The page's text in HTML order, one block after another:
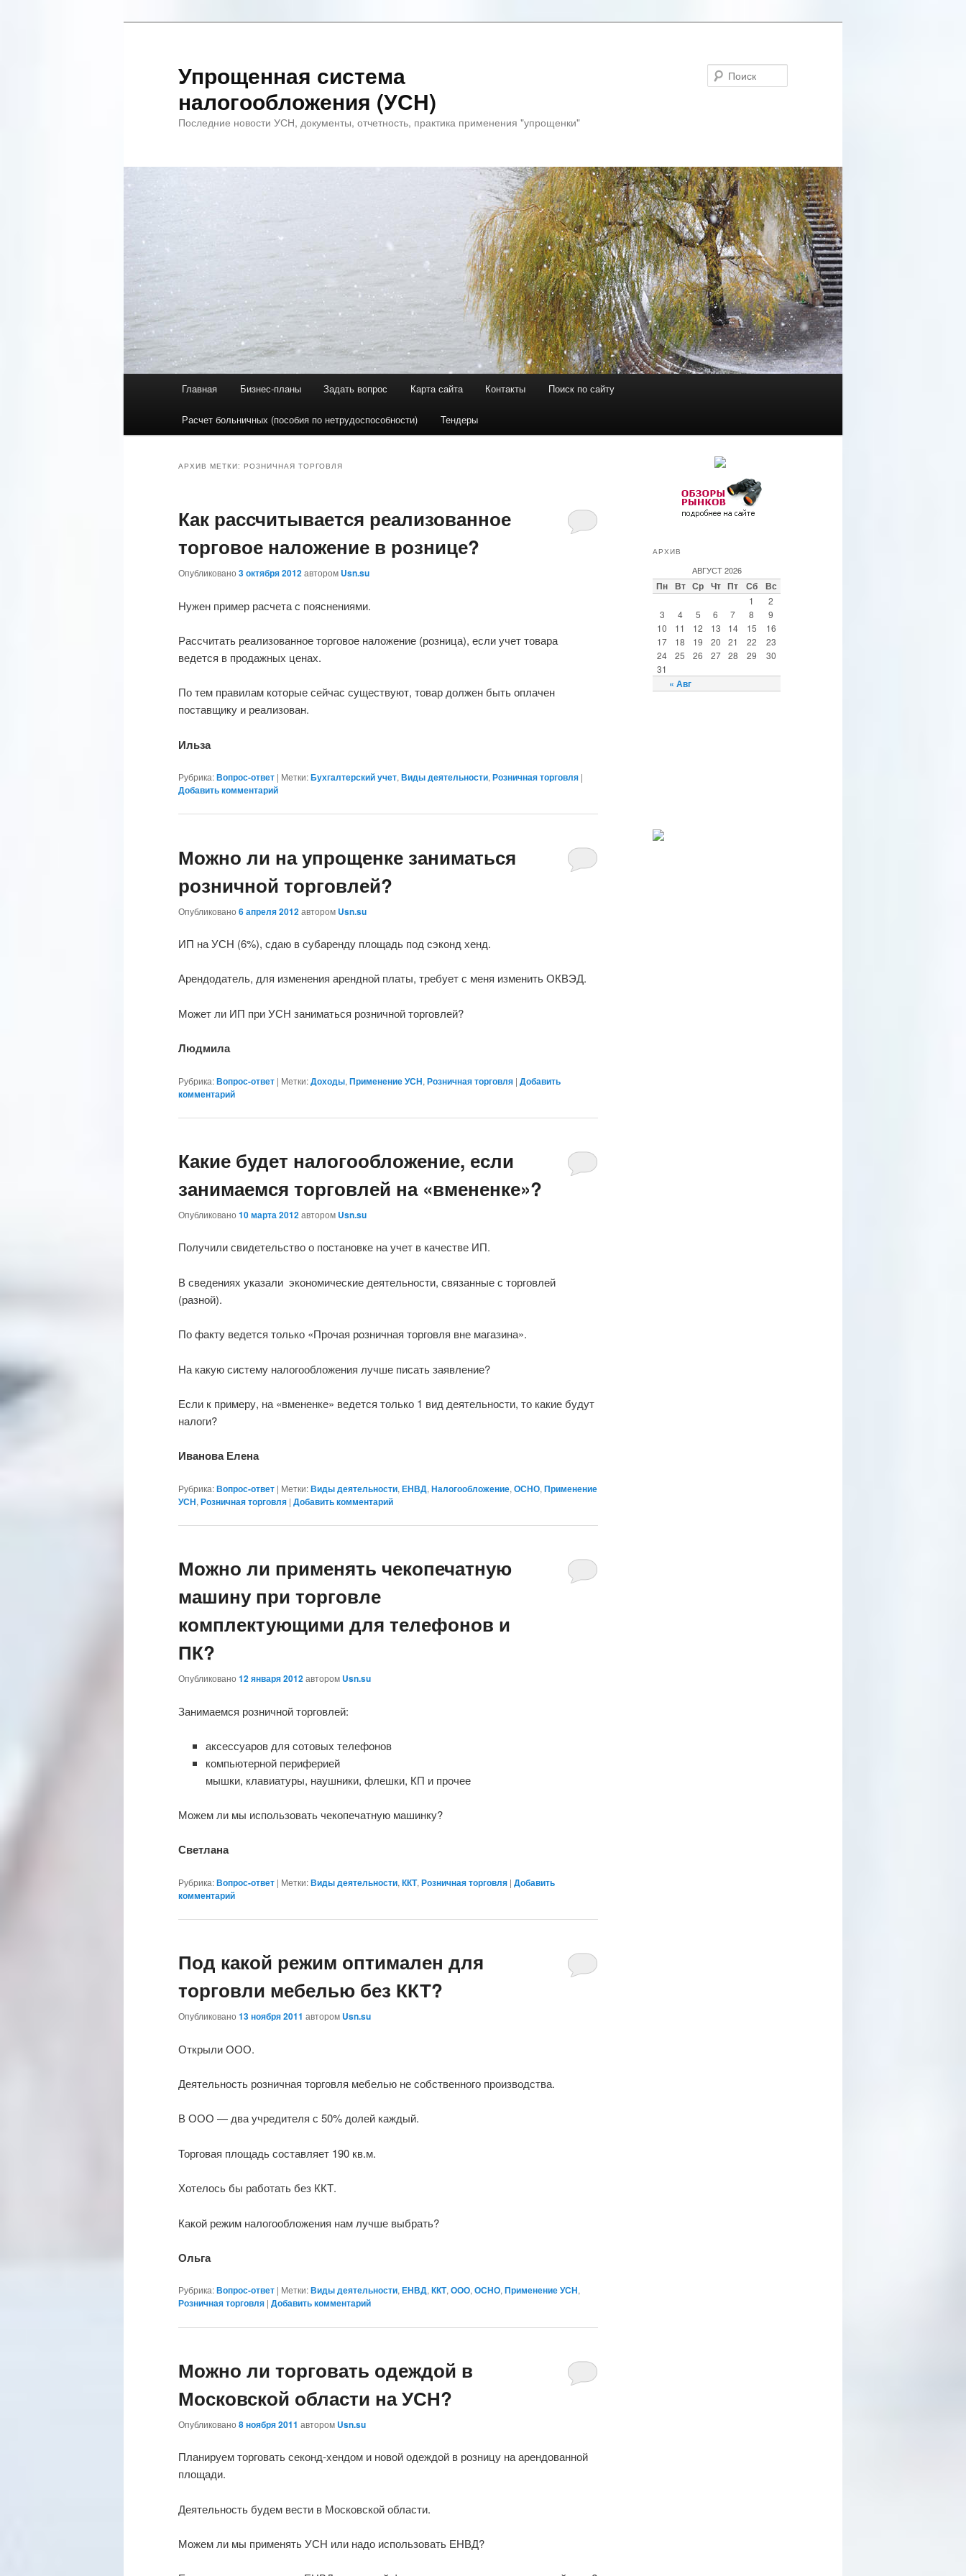
Упрощенная система
налогообложения (УСН)
Последние новости УСН, документы, отчетность, практика применения "упрощенки"
Перейти к основному содержимому
Перейти к дополнительному содержимому
Главная Бизнес-планы Задать вопрос Карта сайта Контакты Поиск по сайту
Расчет больничных (пособия по нетрудоспособности) Тендеры
АРХИВ МЕТКИ: РОЗНИЧНАЯ ТОРГОВЛЯ
Как рассчитывается реализованное
торговое наложение в рознице?
Опубликовано 3 октября 2012автором Usn.su
Нужен пример расчета с пояснениями.
Рассчитать реализованное торговое наложение (розница), если учет товара
ведется в продажных ценах.
По тем правилам которые сейчас существуют, товар должен быть оплачен
поставщику и реализован.
Ильза
Рубрика:Вопрос-ответ | Метки:Бухгалтерский учет, Виды деятельности, Розничная торговля |
Добавить комментарий
Можно ли на упрощенке заниматься
розничной торговлей?
Опубликовано 6 апреля 2012автором Usn.su
ИП на УСН (6%), сдаю в субаренду площадь под сэконд хенд.
Арендодатель, для изменения арендной платы, требует с меня изменить ОКВЭД.
Может ли ИП при УСН заниматься розничной торговлей?
Людмила
Рубрика:Вопрос-ответ | Метки:Доходы, Применение УСН, Розничная торговля | Добавить
комментарий
Какие будет налогообложение, если
занимаемся торговлей на «вмененке»?
Опубликовано 10 марта 2012автором Usn.su
Получили свидетельство о постановке на учет в качестве ИП.
В сведениях указали экономические деятельности, связанные с торговлей
(разной).
По факту ведется только «Прочая розничная торговля вне магазина».
На какую систему налогообложения лучше писать заявление?
Если к примеру, на «вмененке» ведется только 1 вид деятельности, то какие будут
налоги?
Иванова Елена
Рубрика:Вопрос-ответ | Метки:Виды деятельности, ЕНВД, Налогообложение, ОСНО, Применение
УСН, Розничная торговля | Добавить комментарий
Можно ли применять чекопечатную
машину при торговле
комплектующими для телефонов и
ПК?
Опубликовано 12 января 2012автором Usn.su
Занимаемся розничной торговлей:
аксессуаров для сотовых телефонов
компьютерной периферией
мышки, клавиатуры, наушники, флешки, КП и прочее
Можем ли мы использовать чекопечатную машинку?
Светлана
Рубрика:Вопрос-ответ | Метки:Виды деятельности, ККТ, Розничная торговля | Добавить
комментарий
Под какой режим оптимален для
торговли мебелью без ККТ?
Опубликовано 13 ноября 2011 автором Usn.su
Открыли ООО.
Деятельность розничная торговля мебелью не собственного производства.
В ООО — два учредителя с 50% долей каждый.
Торговая площадь составляет 190 кв.м.
Хотелось бы работать без ККТ.
Какой режим налогообложения нам лучше выбрать?
Ольга
Рубрика:Вопрос-ответ | Метки:Виды деятельности, ЕНВД, ККТ, ООО, ОСНО, Применение УСН,
Розничная торговля | Добавить комментарий
Можно ли торговать одеждой в
Московской области на УСН?
Опубликовано 8 ноября 2011 автором Usn.su
Планируем торговать секонд-хендом и новой одеждой в розницу на арендованной
площади.
Деятельность будем вести в Московской области.
Можем ли мы применять УСН или надо использовать ЕНВД?
АРХИВ
АВГУСТ 2026
Пн Вт Ср Чт Пт Сб Вс
« Авг
1
2
3
4 5 6 7 8
9
10
11 12 13 14 15
16
17
18 19 20 21 22
23
24
25 26 27 28 29
30
31